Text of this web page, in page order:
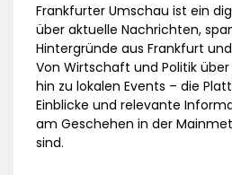
Frankfurter Umschau ist ein
über aktuelle Nachrichten,
Hintergründe aus Frankfurt
Von Wirtschaft und Politik
hin zu lokalen Events – die
Einblicke und relevante
am Geschehen in der
sind.